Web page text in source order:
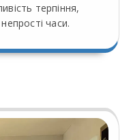
терпіння,
часи.